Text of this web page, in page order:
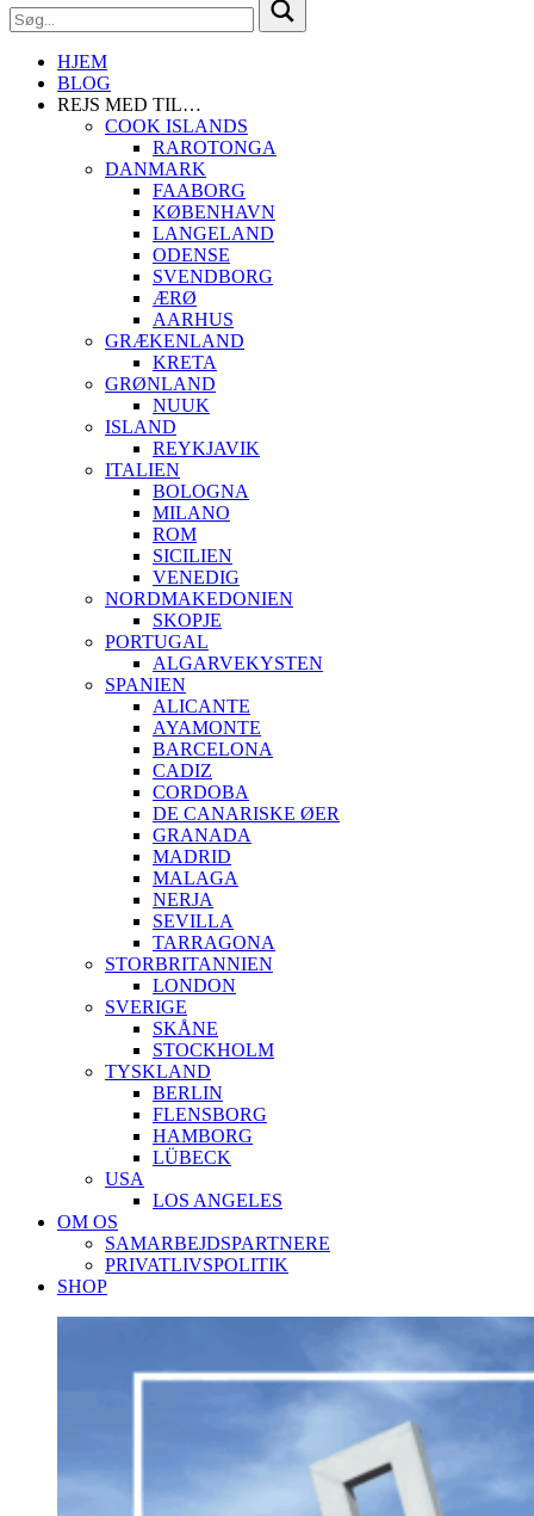
HJEM
BLOG
REJS MED TIL…
COOK ISLANDS
RAROTONGA
DANMARK
FAABORG
KØBENHAVN
LANGELAND
ODENSE
SVENDBORG
ÆRØ
AARHUS
GRÆKENLAND
KRETA
GRØNLAND
NUUK
ISLAND
REYKJAVIK
ITALIEN
BOLOGNA
MILANO
ROM
SICILIEN
VENEDIG
NORDMAKEDONIEN
SKOPJE
PORTUGAL
ALGARVEKYSTEN
SPANIEN
ALICANTE
AYAMONTE
BARCELONA
CADIZ
CORDOBA
DE CANARISKE ØER
GRANADA
MADRID
MALAGA
NERJA
SEVILLA
TARRAGONA
STORBRITANNIEN
LONDON
SVERIGE
SKÅNE
STOCKHOLM
TYSKLAND
BERLIN
FLENSBORG
HAMBORG
LÜBECK
USA
LOS ANGELES
OM OS
SAMARBEJDSPARTNERE
PRIVATLIVSPOLITIK
SHOP